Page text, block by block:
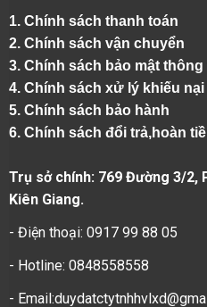
1. Chính sách thanh toán
2. Chính sách vận chuyển
3. Chính sách bảo mật thông
4. Chính sách xử lý khiếu nại
5. Chính sách bảo hành
6. Chính sách đổi trả,hoàn
Trụ sở chính: 769 Đường 3/2,
Kiên Giang.
- Điện thoại: 0917 99 88 05
- Hotline: 0848558558
-